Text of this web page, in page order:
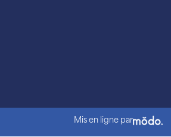
Mis en ligne par